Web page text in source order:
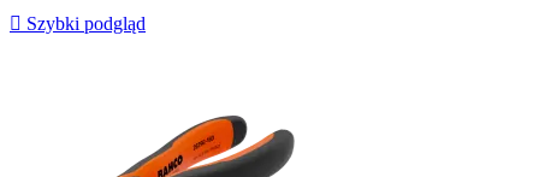
 Szybki podgląd